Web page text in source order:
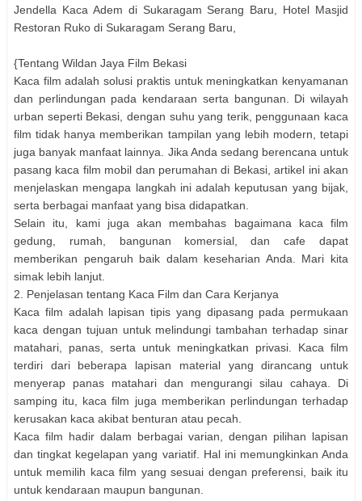
Jendella Kaca Adem di Sukaragam Serang Baru, Hotel Masjid
Restoran Ruko di Sukaragam Serang Baru,
{Tentang Wildan Jaya Film Bekasi
Kaca film adalah solusi praktis untuk meningkatkan kenyamanan
dan perlindungan pada kendaraan serta bangunan. Di wilayah
urban seperti Bekasi, dengan suhu yang terik, penggunaan kaca
film tidak hanya memberikan tampilan yang lebih modern, tetapi
juga banyak manfaat lainnya. Jika Anda sedang berencana untuk
pasang kaca film mobil dan perumahan di Bekasi, artikel ini akan
menjelaskan mengapa langkah ini adalah keputusan yang bijak,
serta berbagai manfaat yang bisa didapatkan.
Selain itu, kami juga akan membahas bagaimana kaca film
gedung, rumah, bangunan komersial, dan cafe dapat
memberikan pengaruh baik dalam keseharian Anda. Mari kita
simak lebih lanjut.
2. Penjelasan tentang Kaca Film dan Cara Kerjanya
Kaca film adalah lapisan tipis yang dipasang pada permukaan
kaca dengan tujuan untuk melindungi tambahan terhadap sinar
matahari, panas, serta untuk meningkatkan privasi. Kaca film
terdiri dari beberapa lapisan material yang dirancang untuk
menyerap panas matahari dan mengurangi silau cahaya. Di
samping itu, kaca film juga memberikan perlindungan terhadap
kerusakan kaca akibat benturan atau pecah.
Kaca film hadir dalam berbagai varian, dengan pilihan lapisan
dan tingkat kegelapan yang variatif. Hal ini memungkinkan Anda
untuk memilih kaca film yang sesuai dengan preferensi, baik itu
untuk kendaraan maupun bangunan.